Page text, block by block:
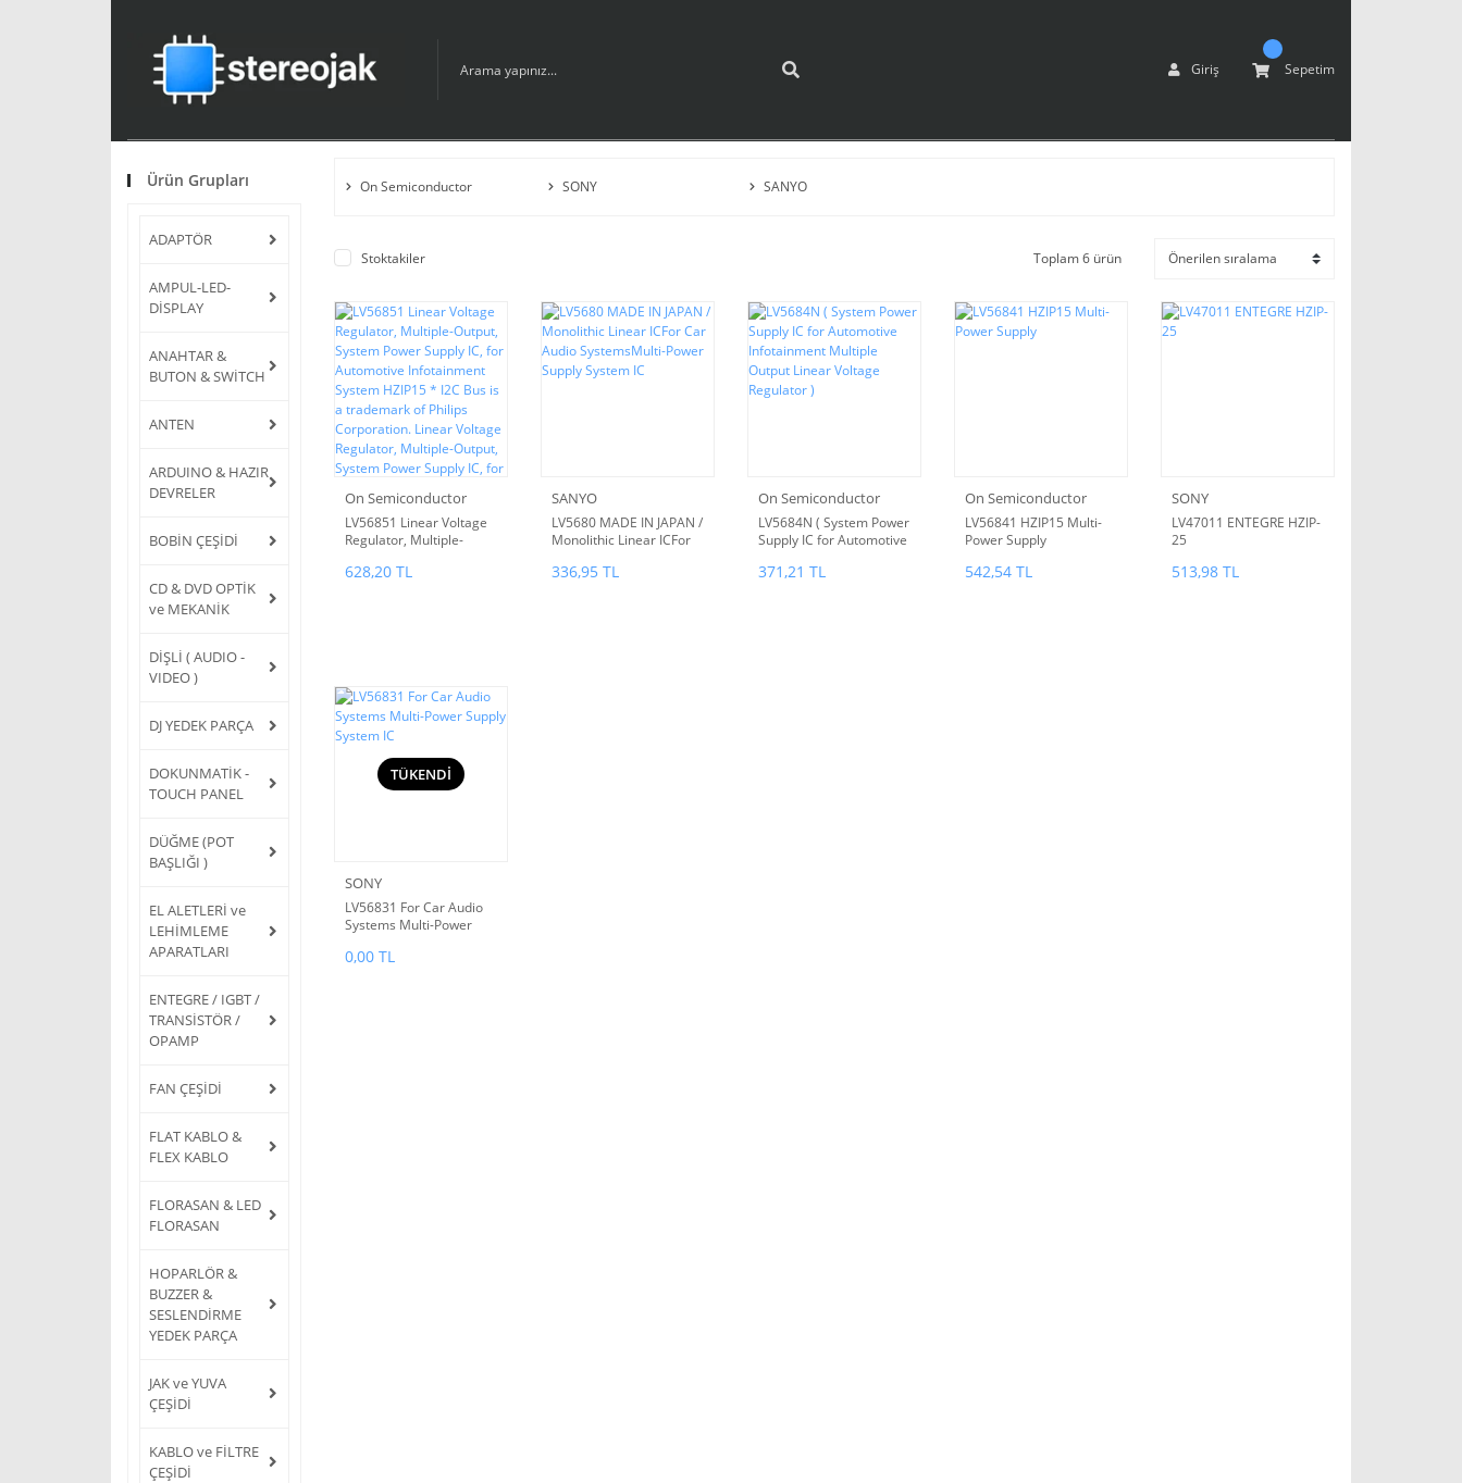
Giriş Sepetim
Ürün Grupları
ADAPTÖR
AMPUL-LED-
DİSPLAY
ANAHTAR &
BUTON & SWİTCH
ANTEN
ARDUINO & HAZIR
DEVRELER
BOBİN ÇEŞİDİ
CD & DVD OPTİK
ve MEKANİK
DİŞLİ ( AUDIO -
VIDEO )
DJ YEDEK PARÇA
DOKUNMATİK -
TOUCH PANEL
DÜĞME (POT
BAŞLIĞI )
EL ALETLERİ ve
LEHİMLEME
APARATLARI
ENTEGRE / IGBT /
TRANSİSTÖR /
OPAMP
FAN ÇEŞİDİ
FLAT KABLO &
FLEX KABLO
FLORASAN & LED
FLORASAN
HOPARLÖR &
BUZZER &
SESLENDİRME
YEDEK PARÇA
JAK ve YUVA
ÇEŞİDİ
KABLO ve FİLTRE
ÇEŞİDİ
On Semiconductor SONY SANYO
Stoktakiler Toplam 6 ürün
On Semiconductor
LV56851 Linear Voltage
Regulator, Multiple-
Supply IC, for Automotive
Power Supply IC, for Auto
628,20 TL
SANYO
LV5680 MADE IN JAPAN /
Monolithic Linear ICFor
Power Supply System IC
336,95 TL
On Semiconductor
LV5684N ( System Power
Supply IC for Automotive
Output Linear Voltage
371,21 TL
On Semiconductor
LV56841 HZIP15 Multi-
Power Supply
542,54 TL
SONY
LV47011 ENTEGRE HZIP-
25
513,98 TL
TÜKENDİ
SONY
LV56831 For Car Audio
Systems Multi-Power
0,00 TL